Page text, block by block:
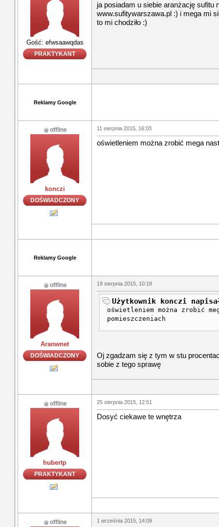
Gość: efwsaawqdas
PRAKTYKANT
ja posiadam u siebie aranżację sufitu
www.sufitywarszawa.pl :) i mega mi
to mi chodziło :)
Reklamy Google
offline
konczi
DOŚWIADCZONY
11 sierpnia 2015, 16:03
oświetleniem można zrobić mega
Reklamy Google
offline
Aranwnet
DOŚWIADCZONY
19 sierpnia 2015, 10:18
Użytkownik konczi
oświetleniem można zrobić
pomieszczeniach
Oj zgadzam się z tym w stu
sobie z tego sprawę
offline
hubertp
PRAKTYKANT
25 sierpnia 2015, 12:51
Dosyć ciekawe te wnętrza
offline 1 września 2015, 14:09